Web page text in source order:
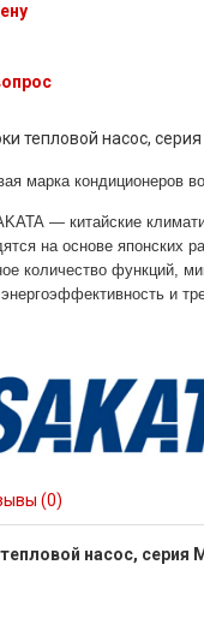
тепловой насос,
марка кондиционеров
— китайские
на основе японских
количество функций,
и
(0)
насос, серия